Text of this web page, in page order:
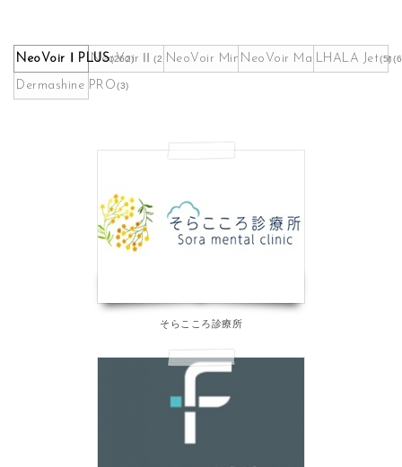
NeoVoirⅠPLUS(262)
NeoVoirⅡ (21)NeoVoir Mini(9)
NeoVoir Maskpack Maker
LHALA Jet(5)
Dermashine PRO(3)
そらこころ診療所